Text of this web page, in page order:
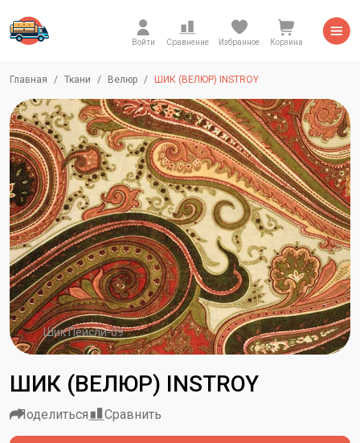
Войти Сравнение Избранное Корзина
Главная Ткани Велюр ШИК (ВЕЛЮР) INSTROY
Шик Пейсли-09
ШИК (ВЕЛЮР) INSTROY
Поделиться Сравнить